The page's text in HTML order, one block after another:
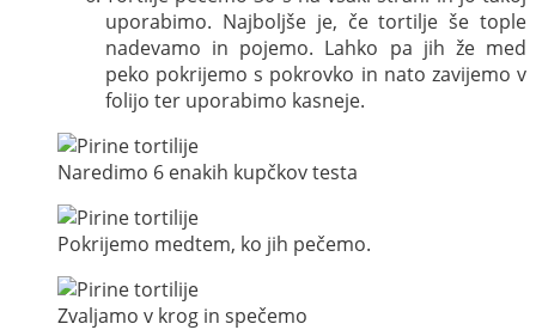
uporabimo. Najboljše je, če tortilje še tople
nadevamo in pojemo. Lahko pa jih že med
peko pokrijemo s pokrovko in nato zavijemo v
folijo ter uporabimo kasneje.
Naredimo 6 enakih kupčkov testa
Pokrijemo medtem, ko jih pečemo.
Zvaljamo v krog in spečemo